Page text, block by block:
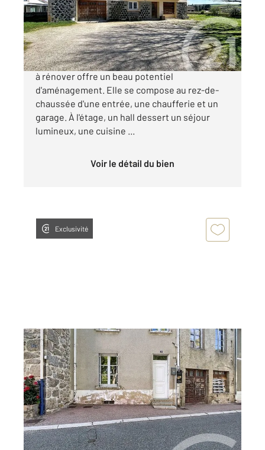
Maison à vendre
168 000 €
Située à Saint Maurice de Lignon, cette maison
à rénover offre un beau potentiel
d'aménagement. Elle se compose au rez-de-
chaussée d'une entrée, une chaufferie et un
garage. À l'étage, un hall dessert un séjour
lumineux, une cuisine ...
Voir le détail du bien
Exclusivité
ST MAURICE DE LIGNON 43
94,73 m2 , 4 pièces
Ref : 579
Maison à vendre
93 000 €
Idéalement située à proximité immédiate des